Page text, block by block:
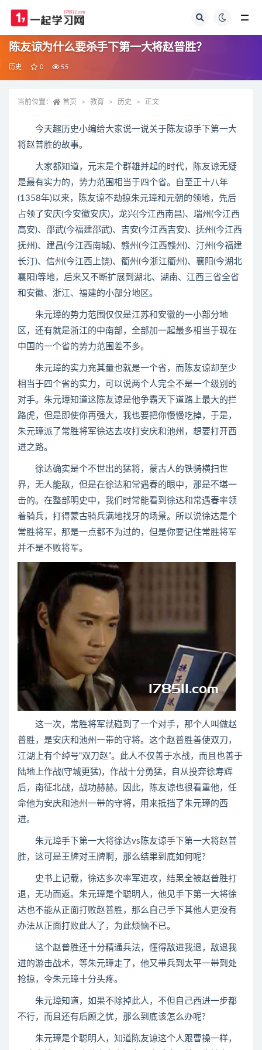
陈友谅为什么要杀手下第一大将赵普胜？
历史 0 55
当前位置： 首页 教育 历史 正文
今天趣历史小编给大家说一说关于陈友谅手下第一大
将赵普胜的故事。
大家都知道，元末是个群雄并起的时代，陈友谅无疑
是最有实力的，势力范围相当于四个省。自至正十八年
(1358年)以来，陈友谅不劫掠朱元璋和元朝的领地，先后
占领了安庆(今安徽安庆)，龙兴(今江西南昌)、瑞州(今江西
高安)、邵武(今福建邵武)、吉安(今江西吉安)、抚州(今江西
抚州)、建昌(今江西南城)、赣州(今江西赣州)、汀州(今福建
长汀)、信州(今江西上饶)、衢州(今浙江衢州)、襄阳(今湖北
襄阳)等地，后来又不断扩展到湖北、湖南、江西三省全省
和安徽、浙江、福建的小部分地区。
朱元璋的势力范围仅仅是江苏和安徽的一小部分地
区，还有就是浙江的中南部，全部加一起最多相当于现在
中国的一个省的势力范围差不多。
朱元璋的实力充其量也就是一个省，而陈友谅却至少
相当于四个省的实力，可以说两个人完全不是一个级别的
对手。朱元璋知道这陈友谅是他争霸天下道路上最大的拦
路虎，但是即使你再强大，我也要把你慢慢吃掉，于是，
朱元璋派了常胜将军徐达去攻打安庆和池州，想要打开西
进之路。
徐达确实是个不世出的猛将，蒙古人的铁骑横扫世
界，无人能敌，但是在徐达和常遇春的眼中，那是不堪一
击的。在整部明史中，我们时常能看到徐达和常遇春率领
着骑兵，打得蒙古骑兵满地找牙的场景。所以说徐达是个
常胜将军，那是一点都不为过的，但是你要记住常胜将军
并不是不败将军。
这一次，常胜将军就碰到了一个对手，那个人叫做赵
普胜，是安庆和池州一带的守将。这个赵普胜善使双刀，
江湖上有个绰号“双刀赵”。此人不仅善于水战，而且也善于
陆地上作战(守城更猛)，作战十分勇猛，自从投奔徐寿辉
后，南征北战，战功赫赫。因此，陈友谅也很看重他，任
命他为安庆和池州一带的守将，用来抵挡了朱元璋的西
进。
朱元璋手下第一大将徐达vs陈友谅手下第一大将赵普
胜，这可是王牌对王牌啊，那么结果到底如何呢?
史书上记载，徐达多次率军进攻，结果全被赵普胜打
退，无功而返。朱元璋是个聪明人，他见手下第一大将徐
达也不能从正面打败赵普胜，那么自己手下其他人更没有
办法从正面打败此人了，为此烦恼不已。
这个赵普胜还十分精通兵法，懂得敌进我退，敌退我
进的游击战术，等朱元璋走了，他又带兵到太平一带到处
抢掠，令朱元璋十分头疼。
朱元璋知道，如果不除掉此人，不但自己西进一步都
不行，而且还有后顾之忧，那么到底该怎么办呢?
朱元璋是个聪明人，知道陈友谅这个人跟曹操一样，